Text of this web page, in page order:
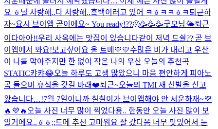
요 ㅎ널 사랑해..다 사랑해..흑백이러고 있어 ㅋㅎㅋㅋㅎㅋ 퇴근하
자~요시 브이앱 곧이에요~ You ready!??🫠🥳🥳🥳굿모닝🌤퇴근
이다아아!!우리 사옥에는 맛집이 있습니다같이 저녁 드쉴?? 곧 브
이앱에서 봐요!보고싶어요 울 트메💙💙수많은 비가 내리고 우산
이 나를 막아주지만 한 없이 작은 나의 우산 오늘의 추천곡
STATIC캬캬😂오늘 하루도 고생 많았으니 마음 편안하게 피아노
곡 들으며 휴식을 갖길 바래❤️퇴근~오늘의 TMI 새 신발을 신고
왔습니다…!7월 7일이니까 칠칠이가 브이앱해야 안 서운하재~💜
🔥💜🔥 오늘 사진 너무 많이 찍었다용.. 한동안 오늘 사진 많이 보
일거에요..ㅎㅎ;;트메 추천 고마워요 잘 갔다옴 너무 맛있어서 눈